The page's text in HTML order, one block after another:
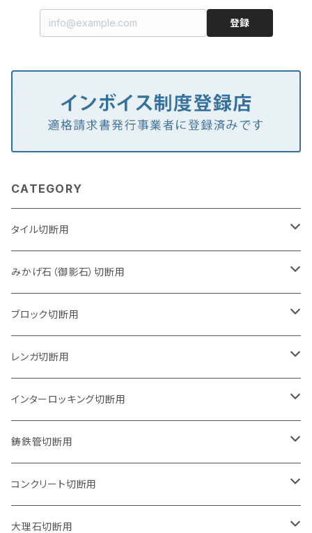
登録
CATEGORY
タイル切断用
105mm（4インチ）
125mm（5インチ）
グラインダー取付用
石井超硬電動切断機 取付用
みかげ石（御影石）切断用
105mm（4インチ）
セグメントタイプ
セグメントタイプ（ビス穴付き
125mm（5インチ）
セグメントタイプ
セグメントタイプ（ビス穴付き
150mm（6インチ）
セグメントタイプ
180mm（7インチ）
セグメントタイプ
205mm（8インチ）
セグメントタイプ
230mm（9インチ）
ブロック切断用
105mm（4インチ）
セグメントタイプ
ウェーブタイプ
125mm（5インチ）
セグメントタイプ
ウェーブタイプ
150mm（6インチ）
セグメントタイプ
ウェーブタイプ
180mm（7インチ）
セグメントタイプ
205mm（8インチ）
レンガ切断用
105mm（4インチ）
セグメントタイプ
ウェーブタイプ
125mm（5インチ）
セグメントタイプ
ウェーブタイプ
150mm（6インチ）
セグメントタイプ
180mm（7インチ）
インターロッキング切断用
105mm（4インチ）
セグメントタイプ
セグメントタイプ（ビス穴付き
125mm（5インチ）
セグメントタイプ
150mm（6インチ）
鋳鉄管切断用
105mm（4インチ）
セグメントタイプ
125mm（5インチ）
コンクリート切断用
105mm（4インチ）
大理石切断用